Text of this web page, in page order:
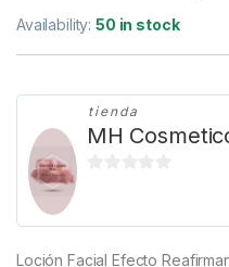
Availability:50 in stock
tienda
MH
5
Loción Facial Efecto